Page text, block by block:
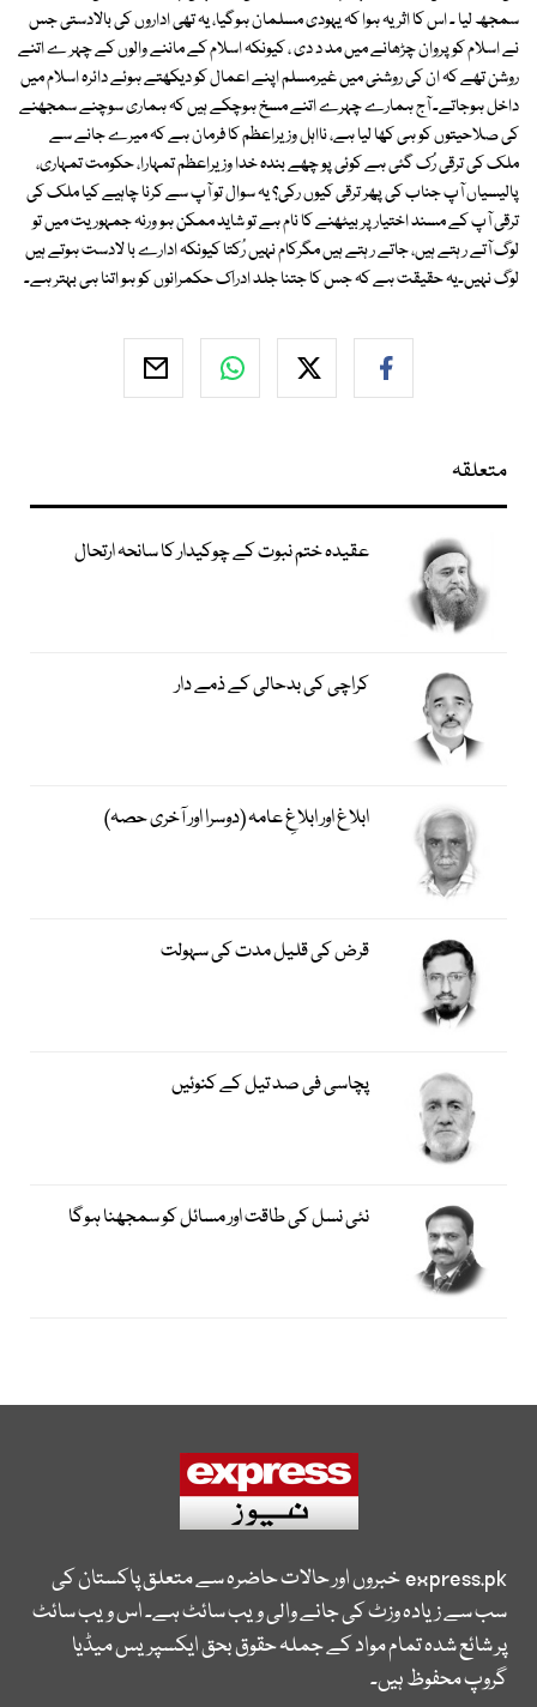
سمجھ لیا ۔ اس کا اثر یہ ہوا کہ یہودی مسلمان ہوگیا، یہ تھی اداروں کی بالادستی جس
نے اسلام کو پروان چڑھانے میں مد د دی ، کیونکہ اسلام کے ماننے والوں کے چہر ے اتنے
روشن تھے کہ ان کی روشنی میں غیرمسلم اپنے اعمال کو دیکھتے ہوئے دائرہ اسلام میں
داخل ہوجاتے۔ آج ہمارے چہرے اتنے مسخ ہوچکے ہیں کہ ہماری سوچنے سمجھنے
کی صلاحیتوں کو ہی کھا لیا ہے، نااہل وز یراعظم کا فرمان ہے کہ میرے جانے سے
ملک کی ترقی رُک گئی ہے کوئی پو چھے بندہ خدا وزیراعظم تمہارا، حکومت تمہاری،
پالیسیاں آپ جناب کی پھر ترقی کیوں رکی؟ یہ سوال تو آپ سے کرنا چاہیے کیا ملک کی
ترقی آپ کے مسند اختیار پر بیٹھنے کا نام ہے تو شاید ممکن ہو ورنہ جمہوریت میں تو
لوگ آتے ر ہتے ہیں، جاتے ر ہتے ہیں مگرکام نہیں رُکتا کیونکہ ادارے با لادست ہوتے ہیں
لوگ نہیں۔یہ حقیقت ہے کہ جس کا جتنا جلد ادراک حکمرانوں کو ہو اتنا ہی بہتر ہے۔
متعلقہ
عقیدہ ختم نبوت کے چوکیدار کا سانحہ ارتحال
کراچی کی بدحالی کے ذمے دار
ابلاغ اور ابلاغِ عامہ (دوسرا اور آخری حصہ)
قرض کی قلیل مدت کی سہولت
پچاسی فی صد تیل کے کنوئیں
نئی نسل کی طاقت اور مسائل کو سمجھنا ہوگا
express.pkخبروں اور حالات حاضرہ سے متعلق پاکستان کی
سب سے زیادہ وزٹ کی جانے والی ویب سائٹ ہے۔ اس ویب سائٹ
پر شائع شدہ تمام مواد کے جملہ حقوق بحق ایکسپریس میڈیا
گروپ محفوظ ہیں۔